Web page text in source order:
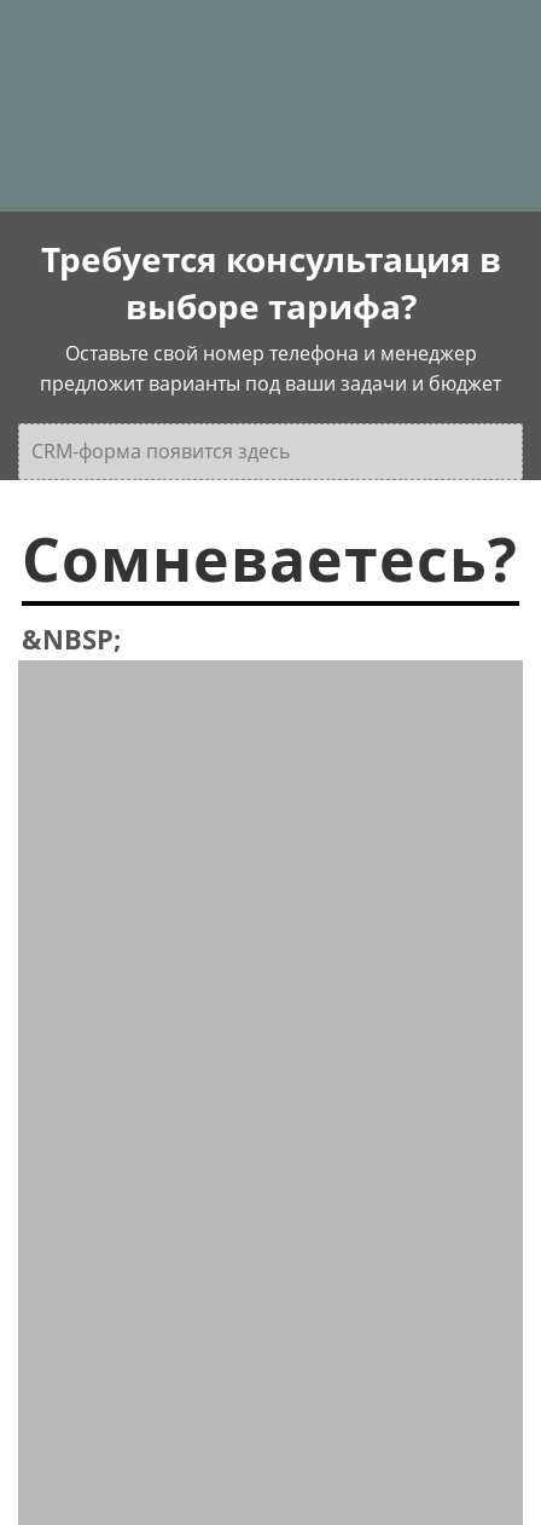
Требуется консультация в
выборе тарифа?
Оставьте свой номер телефона и менеджер
предложит варианты под ваши задачи и бюджет
CRM-форма появится здесь
Сомневаетесь?
&NBSP;